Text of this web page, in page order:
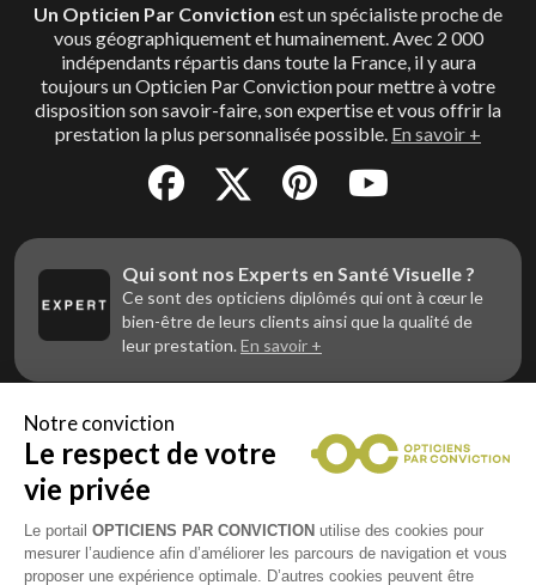
Un Opticien Par Conviction est un spécialiste proche de
vous géographiquement et humainement. Avec 2 000
indépendants répartis dans toute la France, il y aura
toujours un Opticien Par Conviction pour mettre à votre
disposition son savoir-faire, son expertise et vous offrir la
prestation la plus personnalisée possible. En savoir +
Qui sont nos Experts en Santé Visuelle ?
Ce sont des opticiens diplômés qui ont à cœur le
bien-être de leurs clients ainsi que la qualité de
leur prestation. En savoir +
Vous êtes un professionnel de la vue et
vous souhaitez nous rejoindre ?
Contactez Alliance Optic, la centrale d’achats et
d’accompagnement des opticiens indépendants
Notre conviction
Le respect de votre
vie privée
Le portail OPTICIENS PAR CONVICTION utilise des cookies pour
mesurer l’audience afin d’améliorer les parcours de navigation et vous
proposer une expérience optimale. D’autres cookies peuvent être